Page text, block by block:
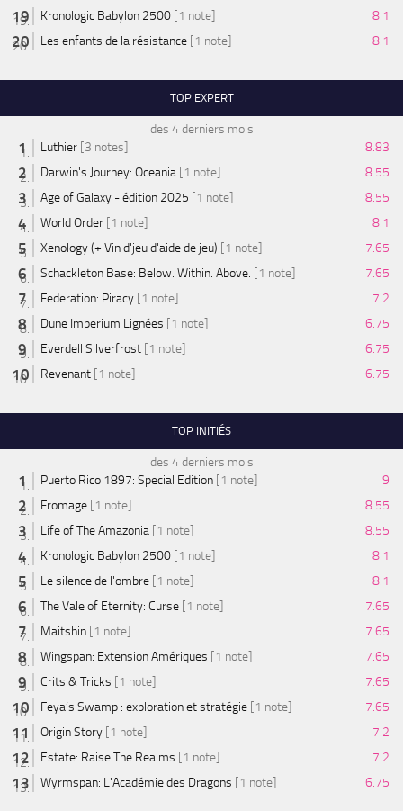
Kronologic Babylon 2500 [1 note]
8.1
Les enfants de la résistance [1 note] 8.1
TOP EXPERT
des 4 derniers mois
Luthier [3 notes]
8.83
Darwin's Journey: Oceania [1 note]
8.55
Age of Galaxy - édition 2025 [1 note]
8.55
World Order [1 note]
8.1
Xenology (+ Vin d'jeu d'aide de jeu) [1 note]
7.65
Schackleton Base: Below. Within. Above. [1 note]
7.65
Federation: Piracy [1 note]
7.2
Dune Imperium Lignées [1 note]
6.75
Everdell Silverfrost [1 note]
6.75
Revenant [1 note] 6.75
TOP INITIÉS
des 4 derniers mois
Puerto Rico 1897: Special Edition [1 note]
9
Fromage [1 note]
8.55
Life of The Amazonia [1 note]
8.55
Kronologic Babylon 2500 [1 note]
8.1
Le silence de l'ombre [1 note]
8.1
The Vale of Eternity: Curse [1 note]
7.65
Maitshin [1 note]
7.65
Wingspan: Extension Amériques [1 note]
7.65
Crits & Tricks [1 note]
7.65
Feya’s Swamp : exploration et stratégie [1 note]
7.65
Origin Story [1 note]
7.2
Estate: Raise The Realms [1 note]
7.2
Wyrmspan: L'Académie des Dragons [1 note] 6.75